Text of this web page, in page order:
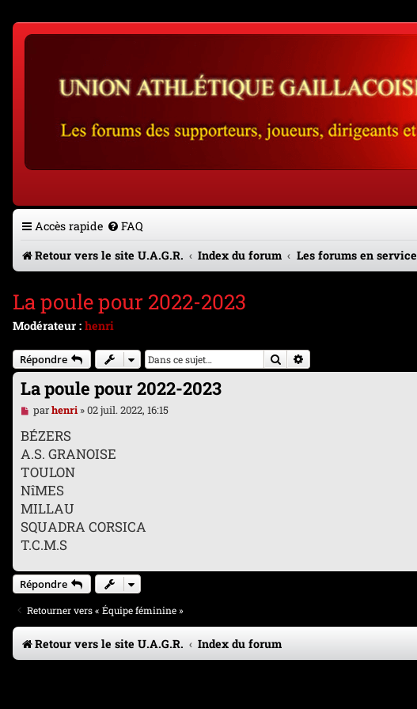
Accès rapide FAQ
Retour vers le site U.A.G.R.
Index du forum Les forums en service
La poule pour 2022-2023
Modérateur : henri
Répondre Rechercher
La poule pour 2022-2023
M
e
s
s
a
g
e
n
o
n
l
u
parhenri»02 juil. 2022, 16:15
BÉZERS
A.S. GRANOISE
TOULON
NîMES
MILLAU
SQUADRA CORSICA
T.C.M.S
Répondre
Retourner vers « Équipe féminine »
Retour vers le site U.A.G.R. Index du forum